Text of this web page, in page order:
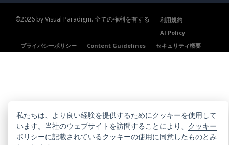
©2026 by Visual Paradigm. 全ての権利を有する
利用規約
AI Policy
プライバシーポリシー
Content Guidelines セキュリティ概要
私たちは、より良い経験を提供するためにクッキーを使用して
います。当社のウェブサイトを訪問することにより、 クッキー
ポリシーに記載されているクッキーの使用に同意したものとみ